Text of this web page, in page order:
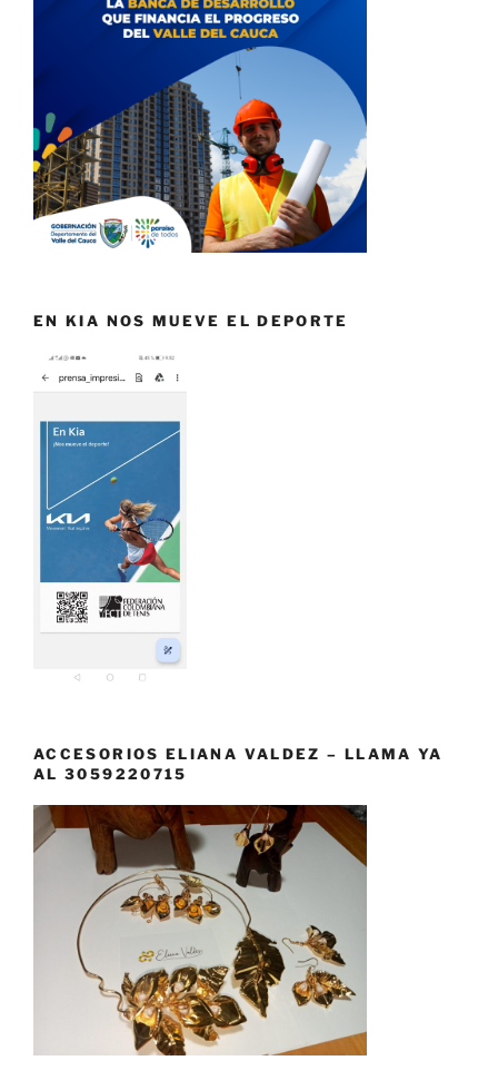
EN KIA NOS MUEVE EL DEPORTE
ACCESORIOS ELIANA VALDEZ – LLAMA YA
AL 3059220715